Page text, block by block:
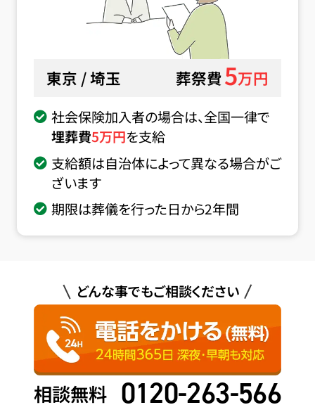
東京 / 埼玉 葬祭費5万円
社会保険加入者の場合は、全国一律で
埋葬費5万円を支給
支給額は自治体によって異なる場合がご
ざいます
期限は葬儀を行った日から2年間
どんな事でもご相談ください
相談無料 0120-263-566